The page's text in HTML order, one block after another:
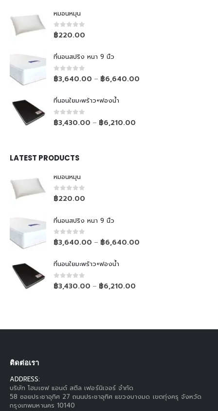
หมอนหมุน
0out of 5
฿220.00
ที่นอนสปริง หนา 9 นิ้ว
0out of 5
฿3,640.00 – ฿6,640.00
ที่นอนใยมะพร้าว+ฟองน้ำ
0out of 5
฿3,430.00 – ฿6,210.00
LATEST PRODUCTS
หมอนหมุน
0out of 5
฿220.00
ที่นอนสปริง หนา 9 นิ้ว
0out of 5
฿3,640.00 – ฿6,640.00
ที่นอนใยมะพร้าว+ฟองน้ำ
0out of 5
฿3,430.00 – ฿6,210.00
ติดต่อเรา
ADDRESS:
บริษัท โฮมเซฟ แอนด์ สตีล เฟอร์นิเจอร์ จำกัด
58 ซอยประชาอุทิศ 27 ถนนประชาอุทิศ แขวงบางมด เขตทุ่งครุ จังหวัด
กรุงเทพมหานคร 10140